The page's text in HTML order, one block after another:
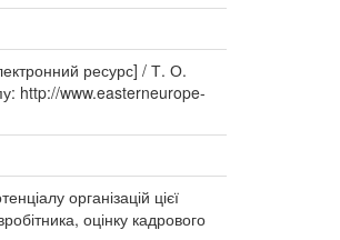
ресурс] / Т. О.
http://www.easterneurope-
організацій цієї
оцінку кадрового